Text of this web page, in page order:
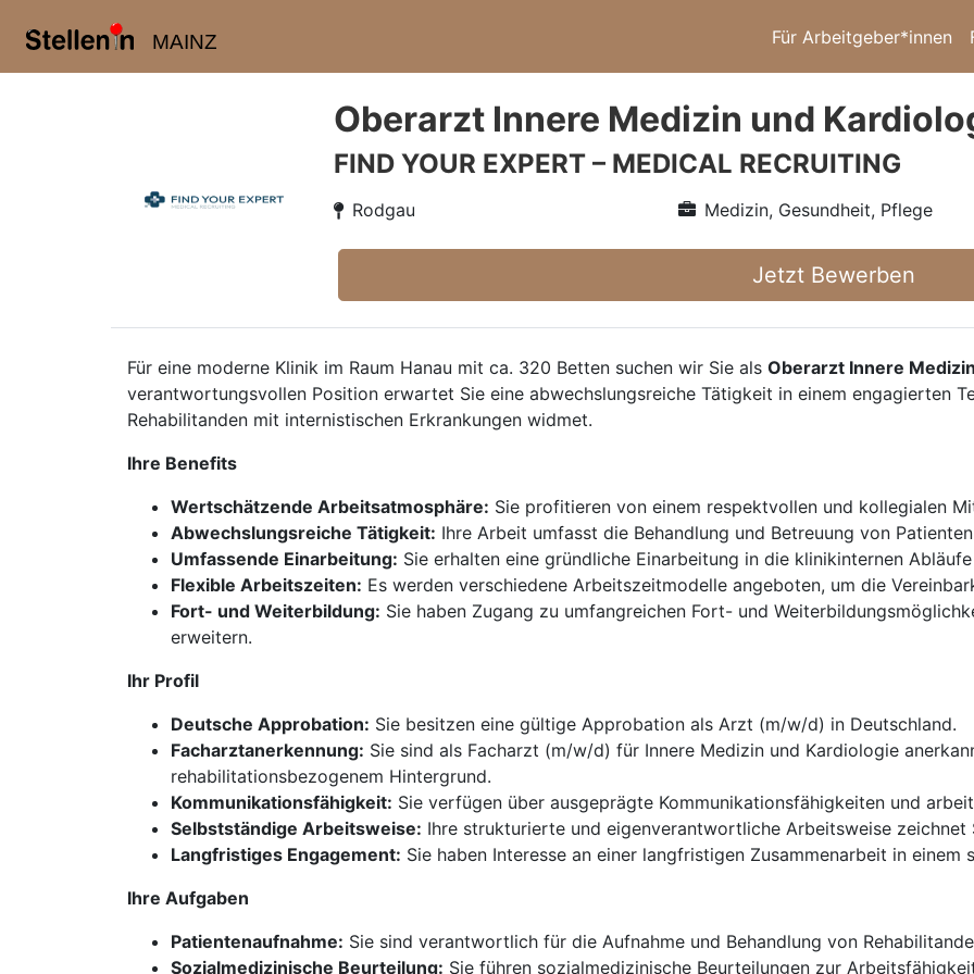
MAINZ Für Arbeitgeber*innen
Oberarzt Innere Medizin und
FIND YOUR EXPERT – MEDICAL RECRUITING
Rodgau Medizin, Gesundheit, Pflege
Jetzt Bewerben
Für eine moderne Klinik im Raum Hanau mit ca. 320 Betten suchen wir Sie als Oberarzt Innere
verantwortungsvollen Position erwartet Sie eine abwechslungsreiche Tätigkeit in einem engagierten
Rehabilitanden mit internistischen Erkrankungen widmet.
Ihre Benefits
Wertschätzende Arbeitsatmosphäre: Sie profitieren von einem respektvollen und kollegialen
Abwechslungsreiche Tätigkeit: Ihre Arbeit umfasst die Behandlung und Betreuung von
Umfassende Einarbeitung: Sie erhalten eine gründliche Einarbeitung in die klinikinternen
Flexible Arbeitszeiten: Es werden verschiedene Arbeitszeitmodelle angeboten, um die
Fort- und Weiterbildung: Sie haben Zugang zu umfangreichen Fort- und
erweitern.
Ihr Profil
Deutsche Approbation: Sie besitzen eine gültige Approbation als Arzt (m/w/d) in Deutschland.
Facharztanerkennung: Sie sind als Facharzt (m/w/d) für Innere Medizin und Kardiologie
rehabilitationsbezogenem Hintergrund.
Kommunikationsfähigkeit: Sie verfügen über ausgeprägte Kommunikationsfähigkeiten und
Selbstständige Arbeitsweise: Ihre strukturierte und eigenverantwortliche Arbeitsweise zeichnet
Langfristiges Engagement: Sie haben Interesse an einer langfristigen Zusammenarbeit in einem
Ihre Aufgaben
Patientenaufnahme: Sie sind verantwortlich für die Aufnahme und Behandlung von
Sozialmedizinische Beurteilung: Sie führen sozialmedizinische Beurteilungen zur